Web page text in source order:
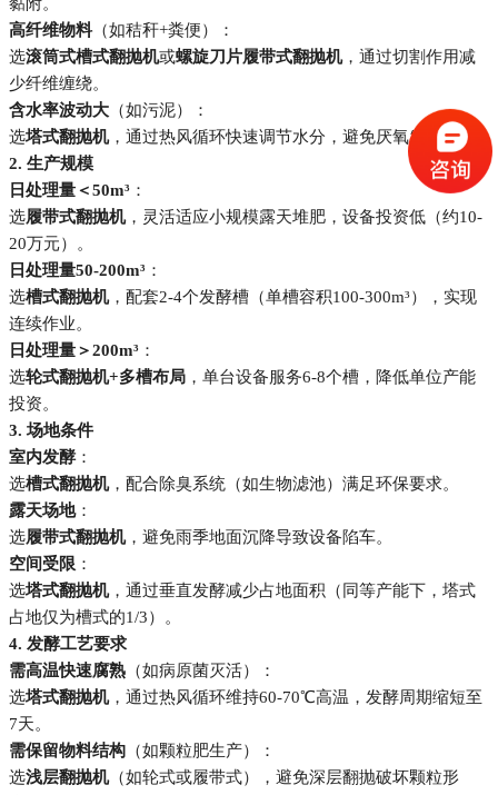
高纤维物料（如秸秆+粪便）：
选滚筒式槽式翻抛机或螺旋刀片履带式翻抛机，通过切割作用减
少纤维缠绕。
含水率波动大 （如污泥）：
选塔式翻抛机，通过热风循环快速调节水分，避免厌氧发酵。
2. 生产规模
日处理量＜50m³ ：
选履带式翻抛机，灵活适应小规模露天堆肥，设备投资低（约10-
20万元）。
日处理量50-200m³ ：
选槽式翻抛机，配套2-4个发酵槽（单槽容积100-300m³），实现
连续作业。
日处理量＞200m³ ：
选轮式翻抛机+多槽布局 ，单台设备服务6-8个槽，降低单位产能
投资。
3. 场地条件
室内发酵：
选槽式翻抛机，配合除臭系统（如生物滤池）满足环保要求。
露天场地：
选履带式翻抛机，避免雨季地面沉降导致设备陷车。
空间受限 ：
选塔式翻抛机，通过垂直发酵减少占地面积（同等产能下，塔式
占地仅为槽式的1/3）。
4. 发酵工艺要求
需高温快速腐熟 （如病原菌灭活）：
选塔式翻抛机，通过热风循环维持60-70℃高温，发酵周期缩短至
7天。
需保留物料结构 （如颗粒肥生产）：
选浅层翻抛机（如轮式或履带式），避免深层翻抛破坏颗粒形